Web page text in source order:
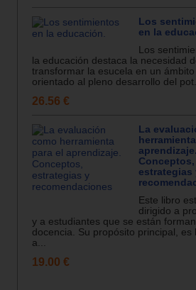
Los
en la
Los
la educación destaca la necesidad
transformar la esucela en un ámbito
orientado al pleno desarrollo del
26.56 €
La
aprendizaje.
Conceptos,
estrategias
Este libro
dirigido a
y a estudiantes que se están
docencia. Su propósito principal, es
a...
19.00 €